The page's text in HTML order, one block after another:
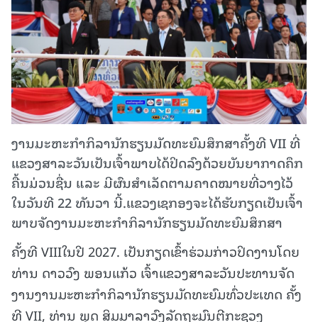
ງານມະຫະກຳກິລານັກຮຽນມັດທະຍົມສຶກສາຄັ້ງທີ VII ທີ່
ແຂວງສາລະວັນເປັນເຈົ້າພາບໄດ້ປິດລົງດ້ວຍບັນຍາກາດຄຶກ
ຄື້ນມ່ວນຊື່ນ ແລະ ມີຜົນສໍາເລັດຕາມຄາດໝາຍທີ່ວາງໄວ້
ໃນວັນທີ 22 ທັນວາ ນີ້.ແຂວງເຊກອງຈະໄດ້ຮັບກຽດເປັນເຈົ້າ
ພາບຈັດງານມະຫະກຳກິລານັກຮຽນມັດທະຍົມສຶກສາ
ຄັ້ງທີ VIIIໃນປີ 2027. ເປັນກຽດເຂົ້າຮ່ວມກ່າວປິດງານໂດຍ
ທ່ານ ດາວວົງ ພອນແກ້ວ ເຈົ້າແຂວງສາລະວັນປະທານຈັດ
ງານງານມະຫະກຳກິລານັກຮຽນມັດທະຍົມທົ່ວປະເທດ ຄັ້ງ
ທີ VII, ທ່ານ ພຸດ ສິມມາລາວົງລັດຖະມົນຕີກະຊວງ